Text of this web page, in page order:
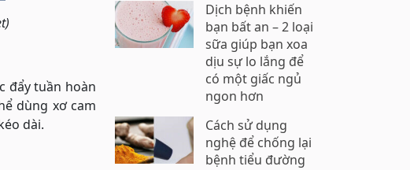
đẩy tuần hoàn
dùng xơ cam
dài.
Dịch bệnh khiến
bạn bất an – 2 loại
sữa giúp bạn xoa
dịu sự lo lắng để
có một giấc ngủ
ngon hơn
Cách sử dụng
nghệ để chống lại
bệnh tiểu đường